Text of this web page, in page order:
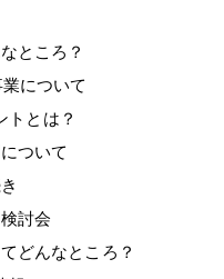
ところ？
について
トとは？
ついて
討会
どんなところ？